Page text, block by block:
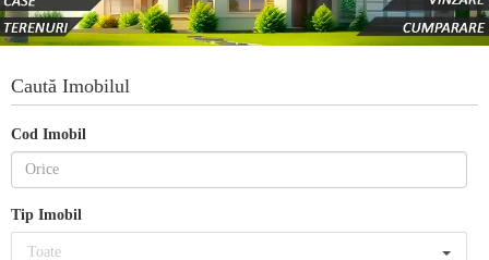
Caută Imobilul
Cod Imobil
Tip Imobil
Toate